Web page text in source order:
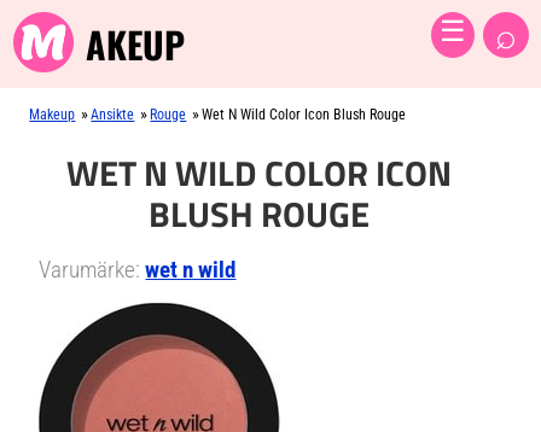
AKEUP ☰ ⌕
Makeup »Ansikte » Rouge »Wet N Wild Color Icon Blush Rouge
WET N WILD COLOR ICON
BLUSH ROUGE
Varumärke:wet n wild